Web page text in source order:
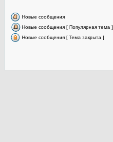
Новые сообщения
Новые сообщения [ Популярная тема ]
Новые сообщения [ Тема закрыта ]